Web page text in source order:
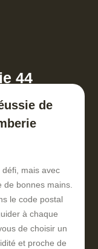
44
de
mais avec
de bonnes mains.
le code postal
à chaque
de choisir un
et proche de